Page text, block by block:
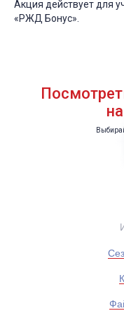
Акция действует для
«РЖД Бонус».